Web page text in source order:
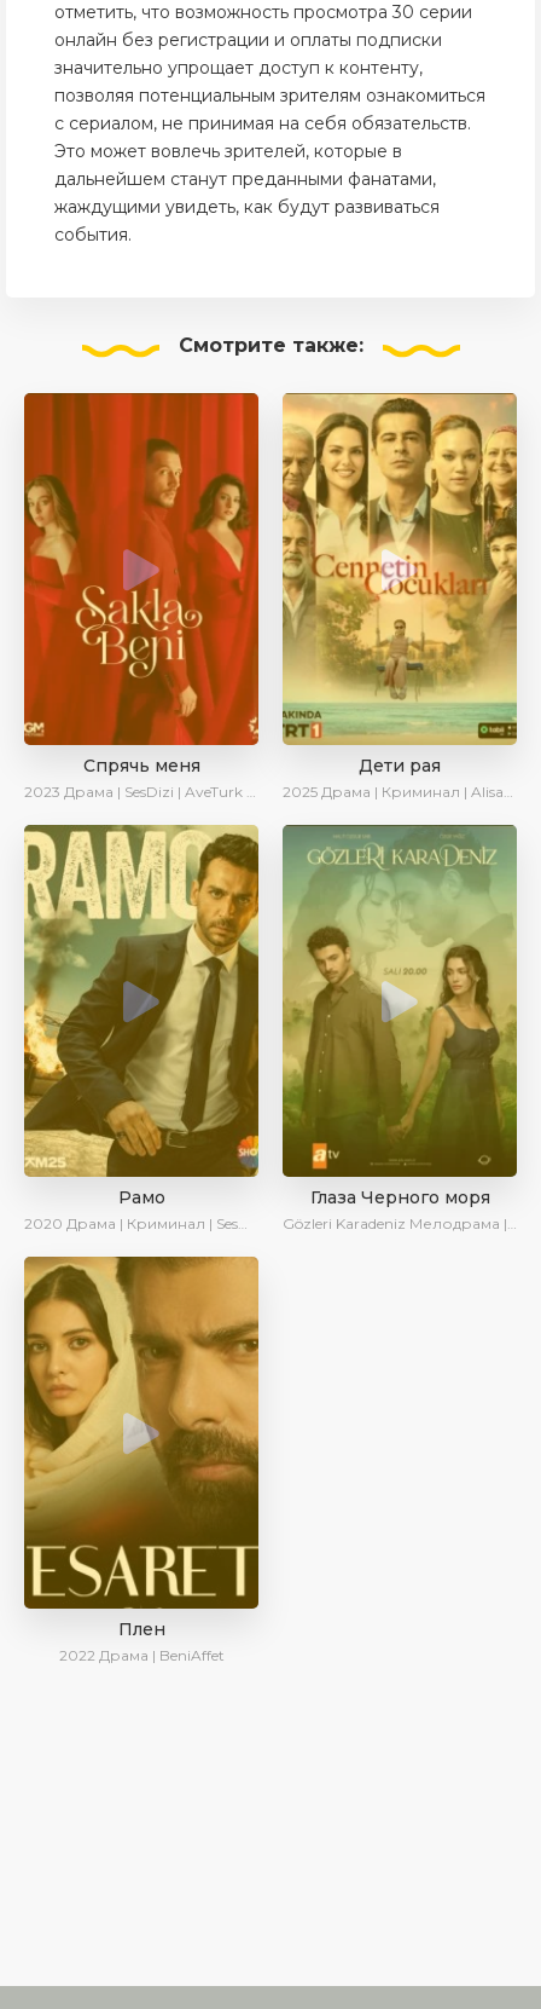
отметить, что возможность просмотра 30 серии
онлайн без регистрации и оплаты подписки
значительно упрощает доступ к контенту,
позволяя потенциальным зрителям ознакомиться
с сериалом, не принимая на себя обязательств.
Это может вовлечь зрителей, которые в
дальнейшем станут преданными фанатами,
жаждущими увидеть, как будут развиваться
события.
Смотрите также:
Спрячь меня
2023 Драма | SesDizi | AveTurk | AlisaDirilis | Сериалы 2023
Дети рая
2025 Драма | Криминал | AlisaDirilis | Новинки | Сериалы 2025
Рамо
2020 Драма | Криминал | SesDizi | Ирина Котова
Глаза Черного моря
Gözleri Karadeniz Мелодрама | Драма | Новинки | Сериалы 2025
Плен
2022 Драма | BeniAffet